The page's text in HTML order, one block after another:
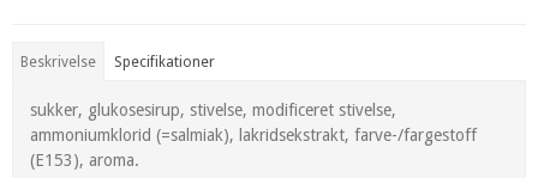
Beskrivelse Specifikationer
sukker, glukosesirup, stivelse, modificeret stivelse,
ammoniumklorid (=salmiak), lakridsekstrakt, farve-/fargestoff
(E153), aroma.